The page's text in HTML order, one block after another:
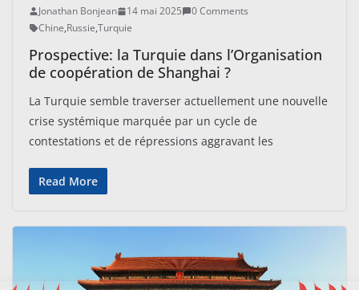
Jonathan Bonjean 14 mai 2025
0 Comments
Chine,Russie,Turquie
Prospective: la Turquie dans l’Organisation
de coopération de Shanghai ?
La Turquie semble traverser actuellement une nouvelle
crise systémique marquée par un cycle de
contestations et de répressions aggravant les
Read More